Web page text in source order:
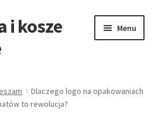
i kosze
Menu
Dlaczego logo na opakowaniach
to rewolucja?